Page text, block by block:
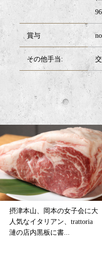
賞与 no
その他⼿当:
摂津本山、岡本の女子会に大
人気なイタリアン、trattoria
漣の店内黒板に書...